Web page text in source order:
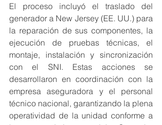
El proceso incluyó el traslado del
generador a New Jersey (EE. UU.) para
la reparación de sus componentes, la
ejecución de pruebas técnicas, el
montaje, instalación y sincronización
con el SNI. Estas acciones se
desarrollaron en coordinación con la
empresa aseguradora y el personal
técnico nacional, garantizando la plena
operatividad de la unidad conforme a